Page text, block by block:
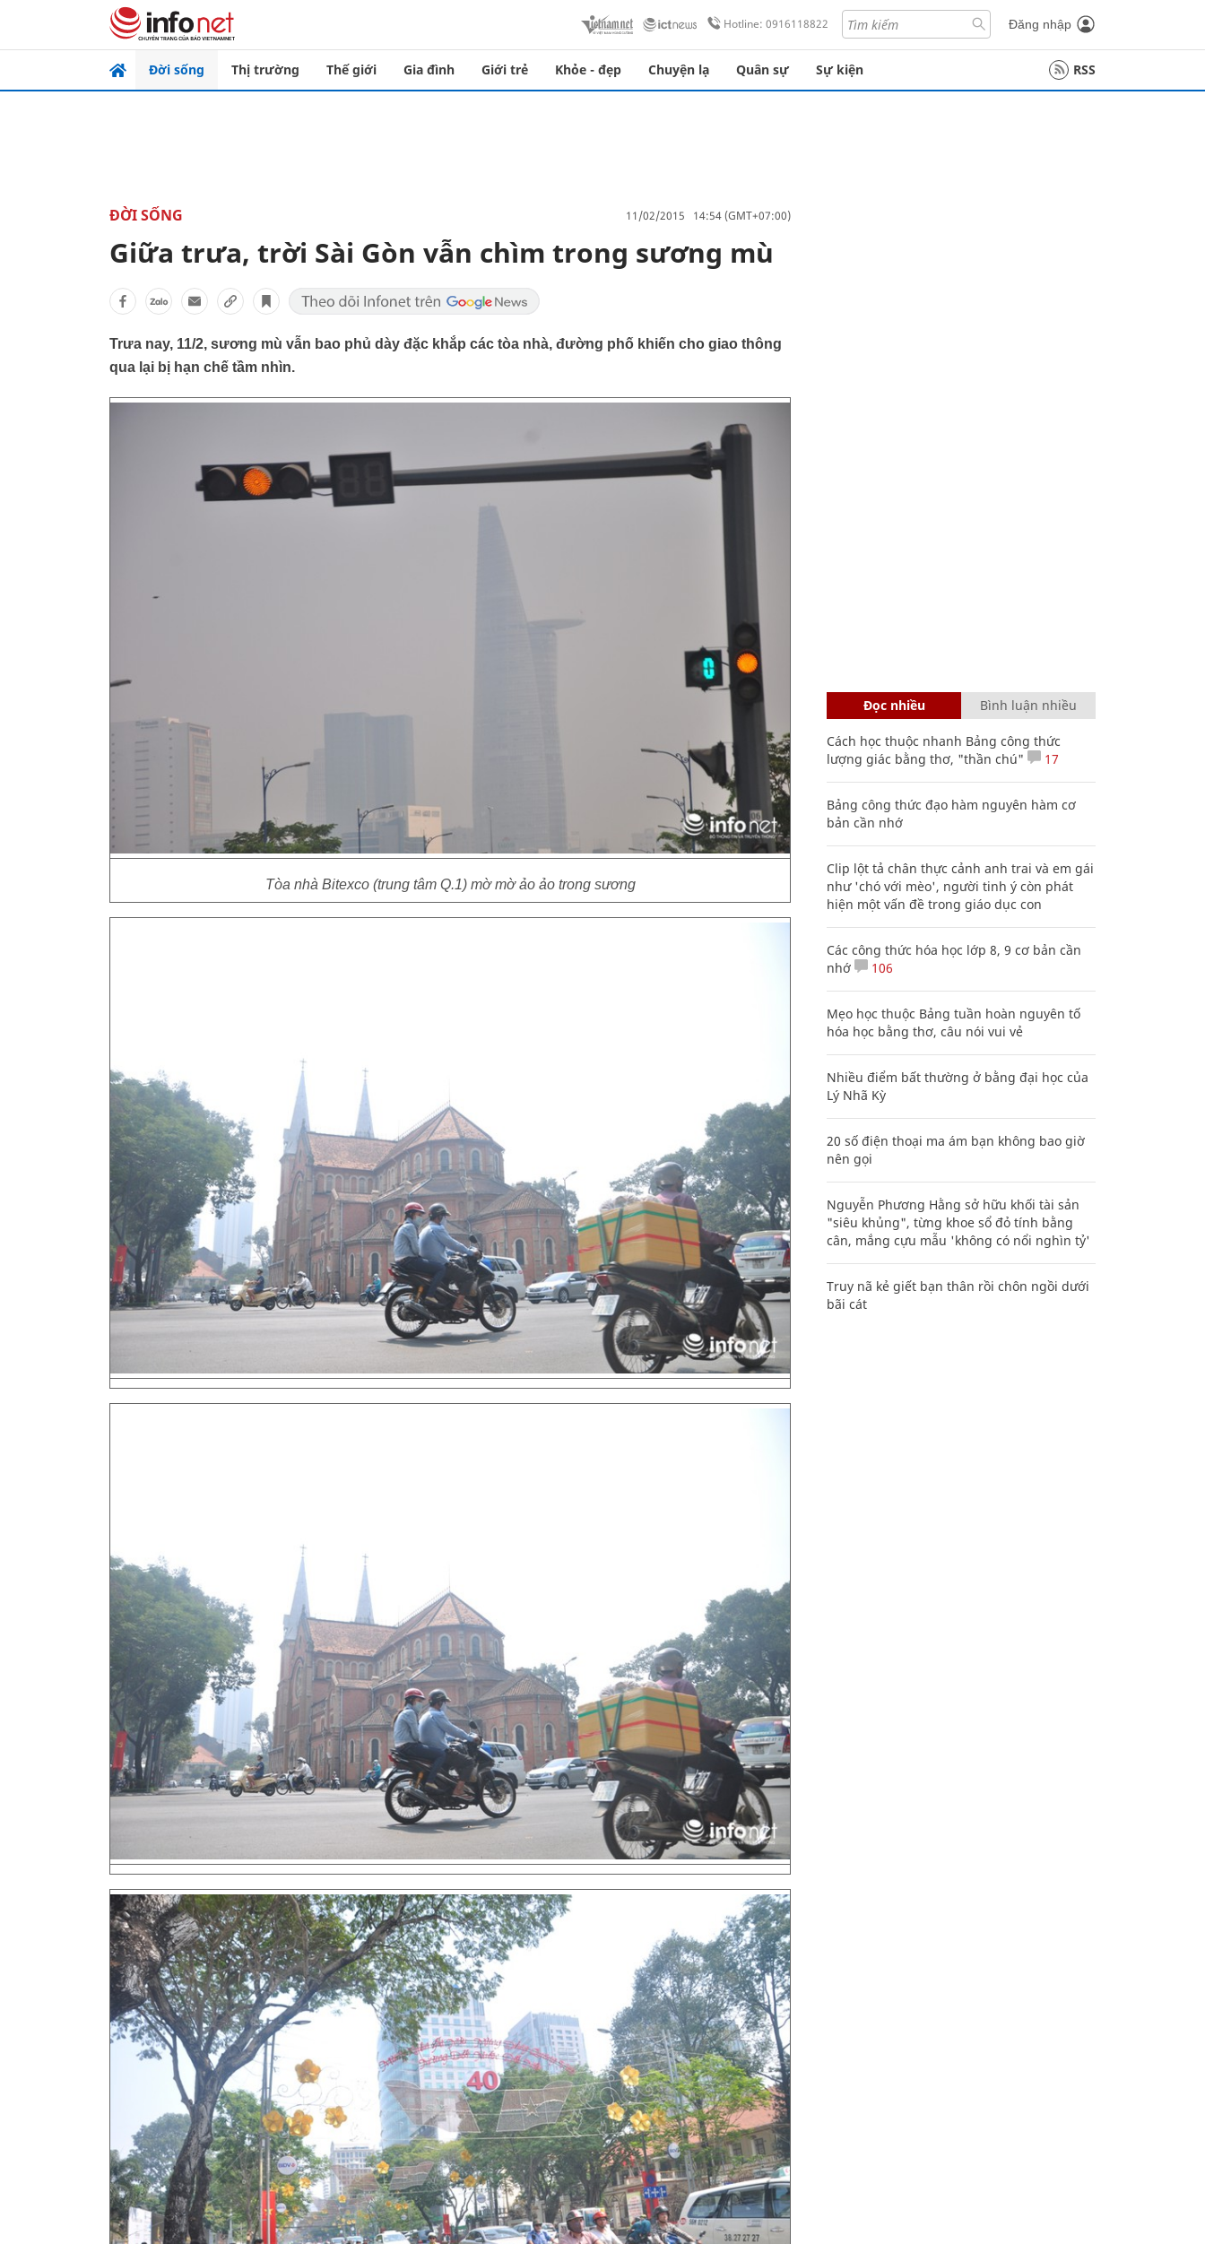
Hotline: 0916118822 Đăng nhập
Đời sống Thị trường Thế giới Gia đình Giới trẻ Khỏe - đẹp Chuyện lạ Quân sự Sự kiện RSS
ĐỜI SỐNG 11/02/2015 14:54 (GMT+07:00)
Giữa trưa, trời Sài Gòn vẫn chìm trong sương mù
Trưa nay, 11/2, sương mù vẫn bao phủ dày đặc khắp các tòa nhà, đường phố khiến cho giao thông
qua lại bị hạn chế tầm nhìn.
Tòa nhà Bitexco (trung tâm Q.1) mờ mờ ảo ảo trong sương
Đọc nhiều Bình luận nhiều
Cách học thuộc nhanh Bảng công thức
lượng giác bằng thơ, "thần chú"
17
Bảng công thức đạo hàm nguyên hàm cơ
bản cần nhớ
Clip lột tả chân thực cảnh anh trai và em gái
như 'chó với mèo', người tinh ý còn phát
hiện một vấn đề trong giáo dục con
Các công thức hóa học lớp 8, 9 cơ bản cần
nhớ
106
Mẹo học thuộc Bảng tuần hoàn nguyên tố
hóa học bằng thơ, câu nói vui vẻ
Nhiều điểm bất thường ở bằng đại học của
Lý Nhã Kỳ
20 số điện thoại ma ám bạn không bao giờ
nên gọi
Nguyễn Phương Hằng sở hữu khối tài sản
"siêu khủng", từng khoe sổ đỏ tính bằng
cân, mắng cựu mẫu 'không có nổi nghìn tỷ'
Truy nã kẻ giết bạn thân rồi chôn ngồi dưới
bãi cát